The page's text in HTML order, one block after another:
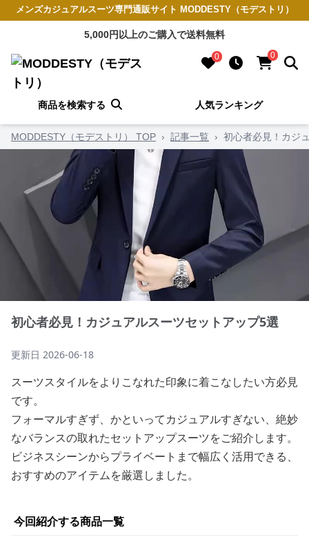
メンズカジュアルスーツ専門通販サイト MODDESTY（モデストリ）
5,000円以上のご購入で送料無料
0 0
商品を検索する 人気ランキング
MODDESTY（モデストリ） TOP › 記事一覧 › 初心者必見！カジ
初心者必見！カジュアルスーツセットアップ5選
更新日 2026-06-18
スーツスタイルをよりこなれた印象に着こなしたい方必見
です。
フォーマルすぎず、かといってカジュアルすぎない、絶妙
なバランスの取れたセットアップスーツをご紹介します。
ビジネスシーンからプライベートまで幅広く活用できる、
おすすめのアイテムを厳選しました。
今回紹介する商品一覧